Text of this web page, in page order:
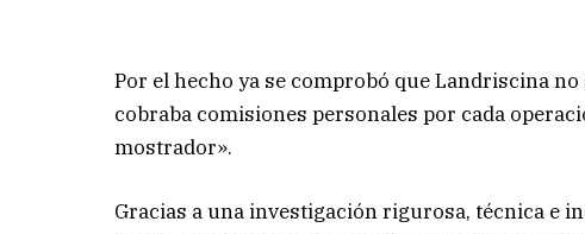
Por el hecho ya se comprobó que Landriscina
cobraba comisiones personales por cada
mostrador».
Gracias a una investigación rigurosa, técnica e